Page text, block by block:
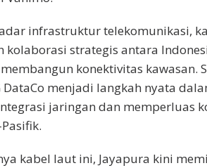
infrastruktur telekomunikasi,
kolaborasi strategis antara
konektivitas kawasan.
DataCo menjadi langkah nyata
jaringan dan memperluas
kabel laut ini, Jayapura kini